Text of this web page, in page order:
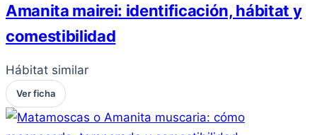
Amanita mairei: identificación, hábitat y
comestibilidad
Hábitat similar
Ver ficha